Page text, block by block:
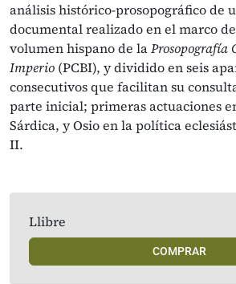
análisis histórico-prosopográfico de
documental realizado en el marco
volumen hispano de laProsopografía
Imperio (PCBI), y dividido en seis
consecutivos que facilitan su
parte inicial; primeras actuaciones
Sárdica, y Osio en la política
II.
Llibre
COMPRAR